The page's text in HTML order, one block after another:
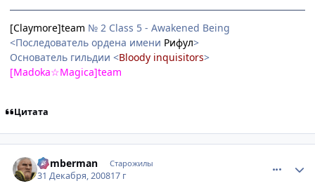
[Claymore]team № 2 Class 5 - Awakened Being
<Последователь ордена имени Рифул>
Основатель гильдии <Bloody inquisitors>
[Madoka☆Magica]team
Цитата
Bomberman Старожилы
31 Декабря, 200817 г